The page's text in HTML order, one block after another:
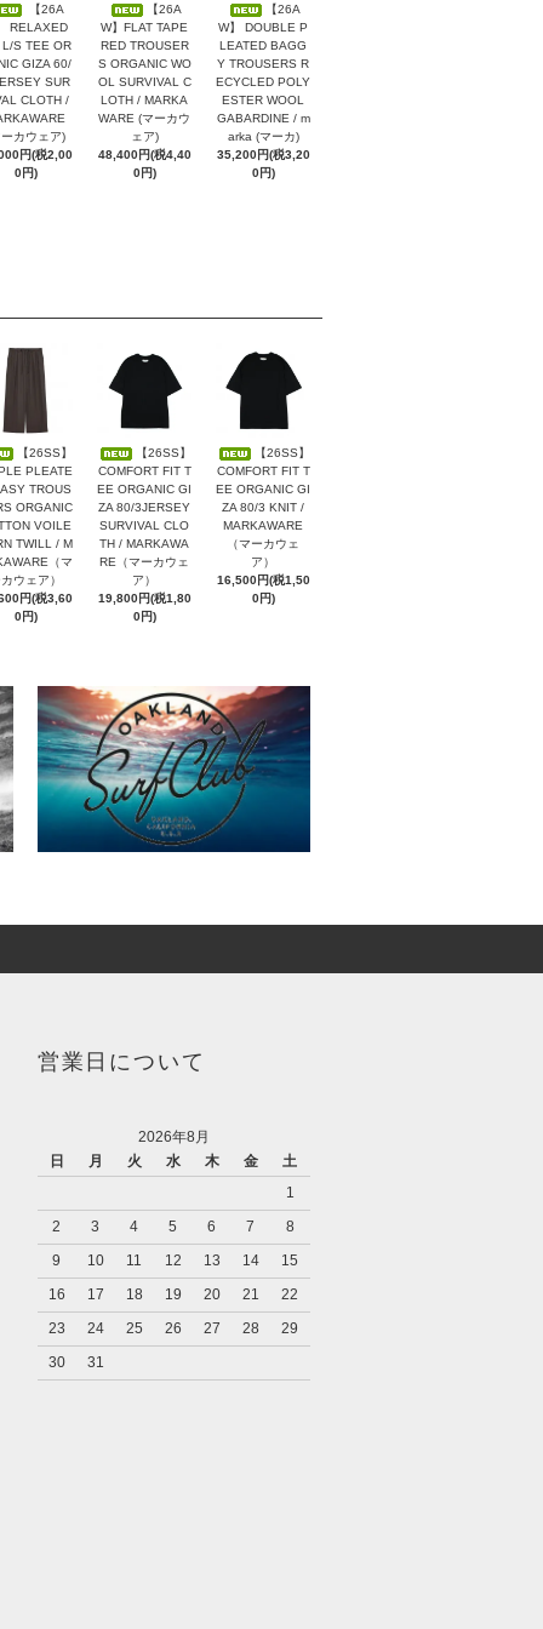
【26A
RELAXED
L/S TEE OR
GIZA 60/
SUR
CLOTH /
カウェア)
円(税2,00
0円)
【26A
W】FLAT TAPE
RED TROUSER
S ORGANIC WO
OL SURVIVAL C
LOTH / MARKA
WARE (マーカウ
ェア)
48,400円(税4,40
0円)
【26A
W】 DOUBLE P
LEATED BAGG
Y TROUSERS R
ECYCLED POLY
ESTER WOOL
GABARDINE / m
arka (マーカ)
35,200円(税3,20
0円)
【26SS】
PLEATE
TROUS
ORGANIC
VOILE
TWILL / M
（マ
ウェア）
円(税3,60
0円)
【26SS】
COMFORT FIT T
EE ORGANIC GI
ZA 80/3JERSEY
SURVIVAL CLO
TH / MARKAWA
RE（マーカウェ
ア）
19,800円(税1,80
0円)
【26SS】
COMFORT FIT T
EE ORGANIC GI
ZA 80/3 KNIT /
MARKAWARE
（マーカウェ
ア）
16,500円(税1,50
0円)
営業日について
2026年8月
日
月 火 水 木 金
土
1
2
3 4 5 6 7
8
9
10 11 12 13 14
15
16
17 18 19 20 21
22
23
24 25 26 27 28
29
30
31